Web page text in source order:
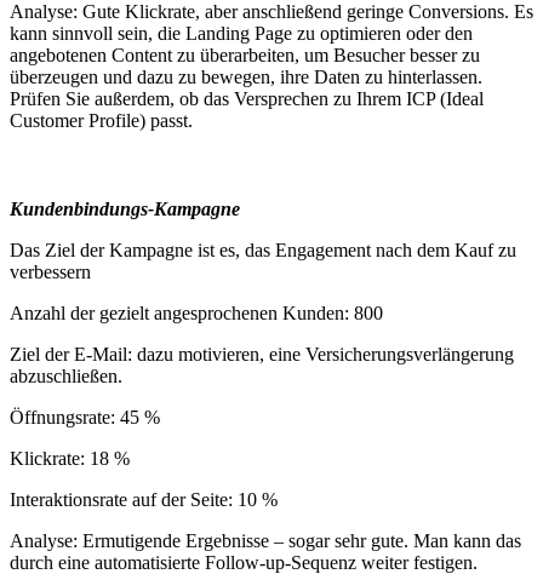
Analyse: Gute Klickrate, aber anschließend geringe Conversions. Es
kann sinnvoll sein, die Landing Page zu optimieren oder den
angebotenen Content zu überarbeiten, um Besucher besser zu
überzeugen und dazu zu bewegen, ihre Daten zu hinterlassen.
Prüfen Sie außerdem, ob das Versprechen zu Ihrem ICP (Ideal
Customer Profile) passt.
Kundenbindungs-Kampagne
Das Ziel der Kampagne ist es, das Engagement nach dem Kauf zu
verbessern
Anzahl der gezielt angesprochenen Kunden: 800
Ziel der E-Mail: dazu motivieren, eine Versicherungsverlängerung
abzuschließen.
Öffnungsrate: 45 %
Klickrate: 18 %
Interaktionsrate auf der Seite: 10 %
Analyse: Ermutigende Ergebnisse – sogar sehr gute. Man kann das
durch eine automatisierte Follow-up-Sequenz weiter festigen.